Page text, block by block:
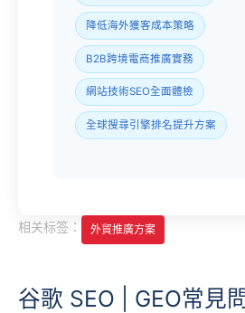
降低海外獲客成本策略
B2B跨境電商推廣實務
網站技術SEO全面體檢
全球搜尋引擎排名提升方案
相关标签： 外貿推廣方案
谷歌 SEO | GEO常見